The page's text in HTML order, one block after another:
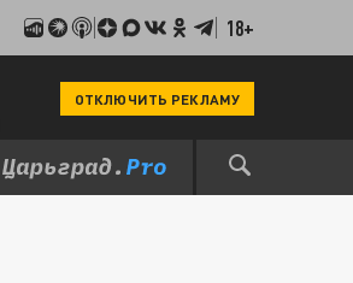
18+
ОТКЛЮЧИТЬ РЕКЛАМУ